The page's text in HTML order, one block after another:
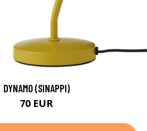
DYNAMO (SINAPPI)
70 EUR